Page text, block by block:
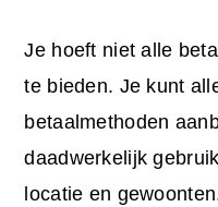
Je hoeft niet alle
te bieden. Je kunt
betaalmethoden
daadwerkelijk
locatie en